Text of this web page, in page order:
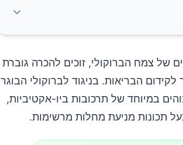
ברוקולי, הנבטים הצעירים בני 3-5 ימים של צמח הברוקולי, זוכים להכרה גוברת
הבריאות. בניגוד לברוקולי הבוגר
במיוחד של תרכובות ביו-אקטיביות,